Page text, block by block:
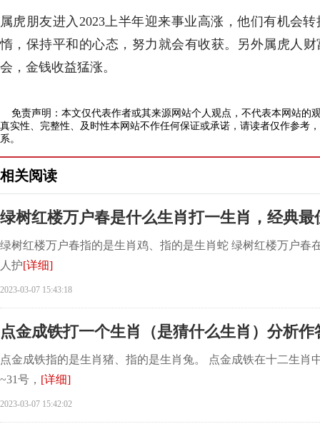
属虎朋友进入2023上半年迎来事业高涨，他们有机会
惰，保持平和的心态，努力就会有收获。另外属虎人
会，金钱收益猛涨。
免责声明：本文仅代表作者或其来源网站个人观点，不代表本网站的
真实性、完整性、及时性本网站不作任何保证或承诺，请读者仅作参考
系。
相关阅读
绿树红楼万户春是什么生肖打一生肖，经典最
绿树红楼万户春指的是生肖鸡、指的是生肖蛇 绿树红楼万户
人护[详细]
2023-03-07 15:43:18
点金成铁打一个生肖（是猜什么生肖）分析作
点金成铁指的是生肖猪、指的是生肖兔。 点金成铁在十二生
~31号， [详细]
2023-03-07 15:42:02